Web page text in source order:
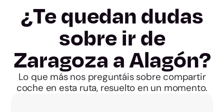
¿Te quedan dudas
sobre ir de
Zaragoza a Alagón?
Lo que más nos preguntáis sobre compartir
coche en esta ruta, resuelto en un momento.